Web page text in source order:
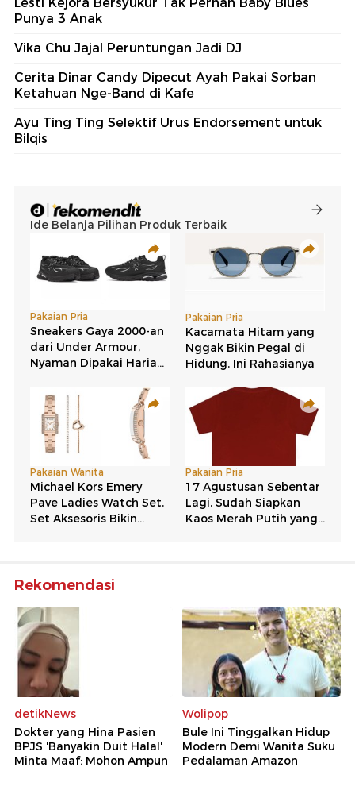
Punya 3 Anak
Vika Chu Jajal Peruntungan Jadi DJ
Cerita Dinar Candy Dipecut Ayah Pakai Sorban
Ketahuan Nge-Band di Kafe
Ayu Ting Ting Selektif Urus Endorsement untuk
Bilqis
Rekomendasi
detikNews
Dokter yang Hina Pasien
BPJS 'Banyakin Duit Halal'
Minta Maaf: Mohon Ampun
Wolipop
Bule Ini Tinggalkan Hidup
Modern Demi Wanita Suku
Pedalaman Amazon